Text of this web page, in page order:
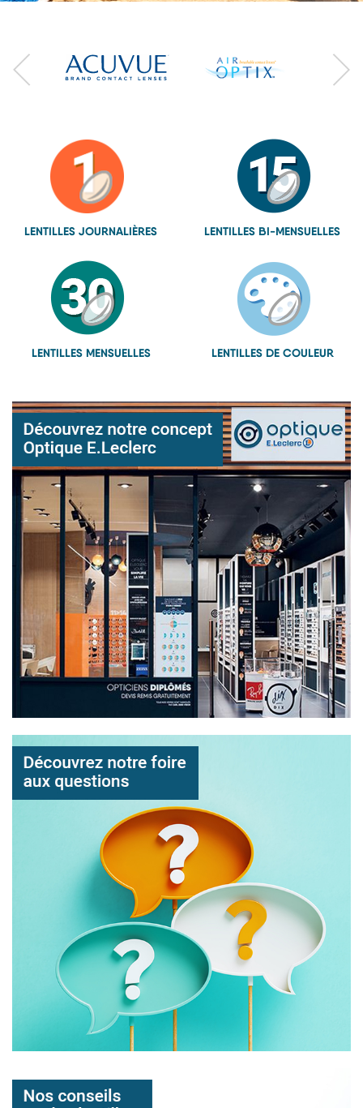
LENTILLES JOURNALIÈRES LENTILLES BI-MENSUELLES
LENTILLES MENSUELLES LENTILLES DE COULEUR